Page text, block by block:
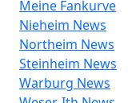
Meine Fankurve
Nieheim News
Northeim News
Steinheim News
Warburg News